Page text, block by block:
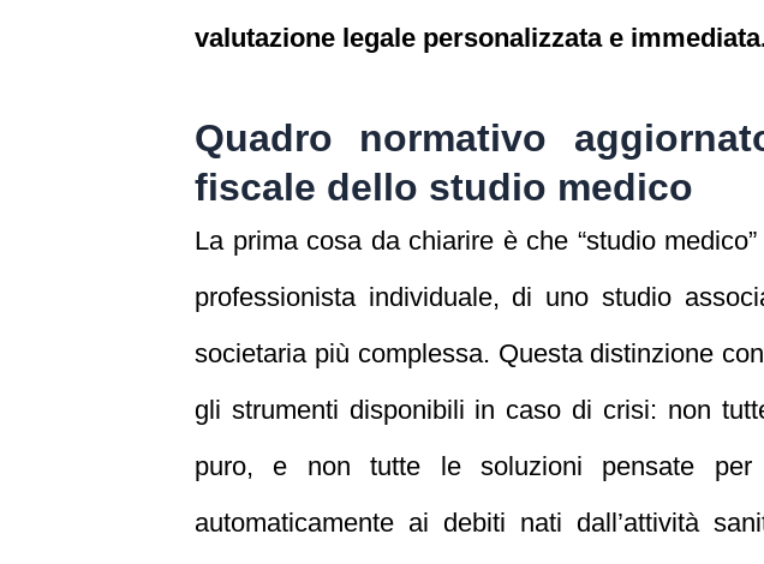
valutazione legale personalizzata e
Quadro normativo
fiscale dello studio medico
La prima cosa da chiarire è che “studio
professionista individuale, di uno studio
societaria più complessa. Questa distinzione
gli strumenti disponibili in caso di crisi: non
puro, e non tutte le soluzioni pensate
automaticamente ai debiti nati dall’attività